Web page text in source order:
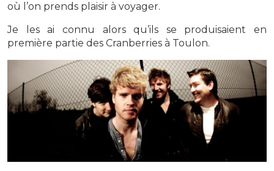
où l’on prends plaisir à voyager.
Je les ai connu alors qu’ils se produisaient en
première partie des Cranberries à Toulon.